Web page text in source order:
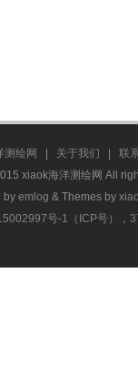
测绘网 关于我们
联
xiaok海洋测绘网 All
by emlog & Themes by
号-1（ICP号），